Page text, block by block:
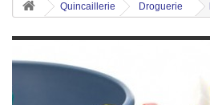
Quincaillerie Droguerie